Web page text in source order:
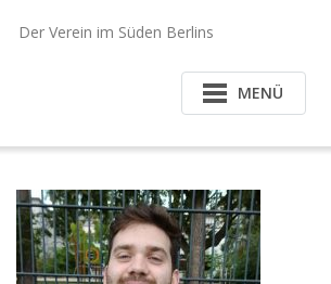
Der Verein im Süden Berlins
MENÜ